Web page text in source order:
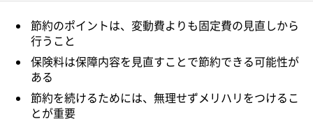
節約のポイントは、変動費よりも固定費の見直しから
行うこと
保険料は保障内容を見直すことで節約できる可能性が
ある
節約を続けるためには、無理せずメリハリをつけるこ
とが重要